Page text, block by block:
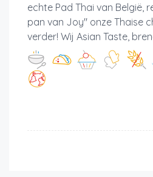
echte Pad Thai van België,
pan van Joy" onze Thaise
verder! Wij Asian Taste,